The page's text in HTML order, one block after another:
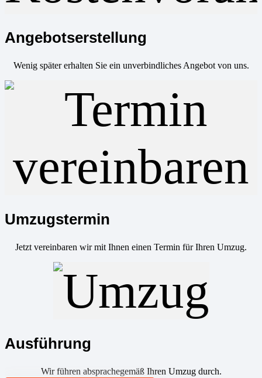
Angebotserstellung
Wenig später erhalten Sie ein unverbindliches Angebot von uns.
Umzugstermin
Jetzt vereinbaren wir mit Ihnen einen Termin für Ihren Umzug.
Ausführung
Wir führen absprachegemäß Ihren Umzug durch.